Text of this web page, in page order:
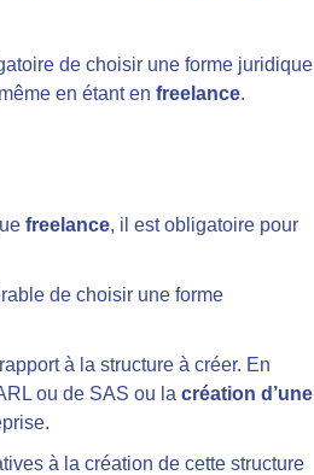
de choisir une forme juridique
en étant en freelance.
freelance, il est obligatoire pour
de choisir une forme
à la structure à créer. En
ou de SAS ou la création d’une
à la création de cette structure